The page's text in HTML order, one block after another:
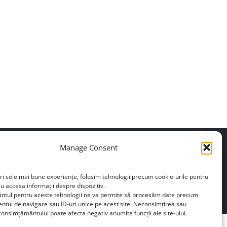
Manage Consent
cele mai bune experiențe, folosim tehnologii precum cookie-urile pentru
accesa informații despre dispozitiv.
pentru aceste tehnologii ne va permite să procesăm date precum
de navigare sau ID-uri unice pe acest site. Neconsimțirea sau
poate afecta negativ anumite funcții ale site-ului.
+40739648804
confidențialitate